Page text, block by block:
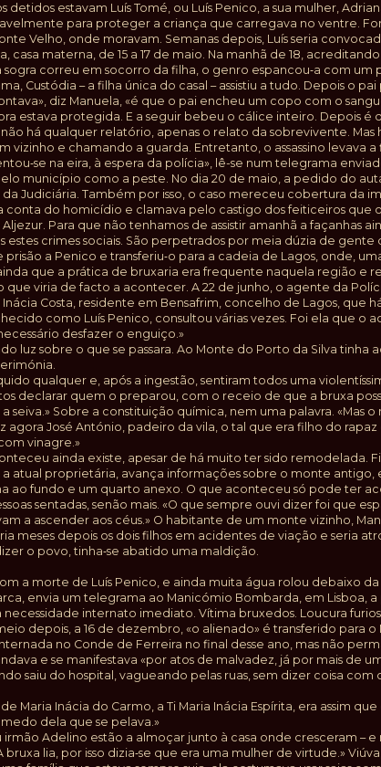
detidos estavam Luís Tomé, ou Luís Penico, a sua mulher,
para proteger a criança que carregava no ventre.
Velho, onde moravam. Semanas depois, Luís seria
casa materna, de 15 a 17 de maio. Na manhã de 18,
correu em socorro da filha, o genro espancou‑a com
Custódia – a filha única do casal – assistiu a tudo. Depois o
diz Manuela, «é que o pai encheu um copo com o
estava protegida. E a seguir bebeu o cálice inteiro. Depois é
há qualquer relatório, apenas o relato da sobrevivente.
vizinho e chamando a guarda. Entretanto, o assassino levava
na eira, à espera da polícia», lê-se num telegrama
município como a peste. No dia 20 de maio, a pedido do
da Judiciária. Também por isso, o caso mereceu cobertura da
conta do homicídio e clamava pelo castigo dos feiticeiros
Para que não tenhamos de assistir amanhã a façanhas
estes crimes sociais. São perpetrados por meia dúzia de
a Penico e transferiu‑o para a cadeia de Lagos, onde,
que a prática de bruxaria era frequente naquela região e
que viria de facto a acontecer. A 22 de junho, o agente da
Inácia Costa, residente em Bensafrim, concelho de Lagos,
como Luís Penico, consultou várias vezes. Foi ela que
desfazer o enguiço.»
luz sobre o que se passara. Ao Monte do Porto da Silva
qualquer e, após a ingestão, sentiram todos uma
declarar quem o preparou, com o receio de que a bruxa
seiva.» Sobre a constituição química, nem uma palavra.
agora José António, padeiro da vila, o tal que era filho do
vinagre.»
ainda existe, apesar de há muito ter sido remodelada.
a atual proprietária, avança informações sobre o monte
ao fundo e um quarto anexo. O que aconteceu só pode ter
sentadas, senão mais. «O que sempre ouvi dizer foi que
a ascender aos céus.» O habitante de um monte vizinho,
meses depois os dois filhos em acidentes de viação e seria
o povo, tinha‑se abatido uma maldição.
a morte de Luís Penico, e ainda muita água rolou debaixo da
envia um telegrama ao Manicómio Bombarda, em
necessidade internato imediato. Vítima bruxedos. Loucura
depois, a 16 de dezembro, «o alienado» é transferido para
no Conde de Ferreira no final desse ano, mas não
e se manifestava «por atos de malvadez, já por mais de
saiu do hospital, vagueando pelas ruas, sem dizer coisa com
Maria Inácia do Carmo, a Ti Maria Inácia Espírita, era assim
dela que se pelava.»
irmão Adelino estão a almoçar junto à casa onde cresceram –
bruxa lia, por isso dizia‑se que era uma mulher de virtude.»